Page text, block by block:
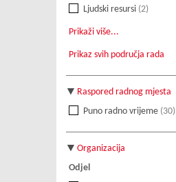
Ljudski resursi (2)
Prikaži više...
Prikaz svih područja rada
Raspored radnog mjesta
Puno radno vrijeme (30)
Organizacija
Odjel